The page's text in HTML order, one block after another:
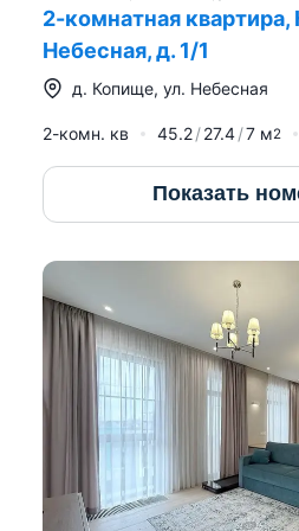
2-комнатная
Небесная, д. 1/1
д. Копище, ул. Небесная
2-комн. кв 45.2 27.4 7 м2
Показать